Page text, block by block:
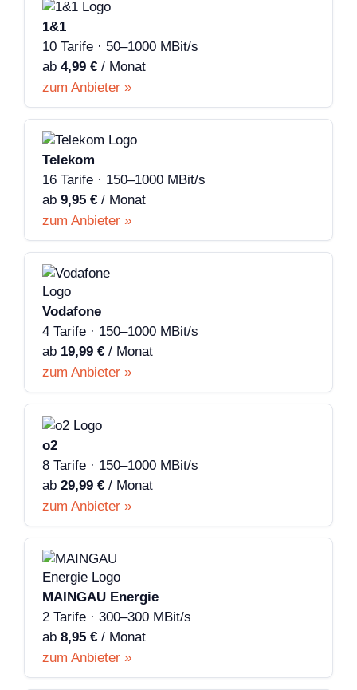
1&1
10 Tarife · 50–1000 MBit/s
ab 4,99 € / Monat
zum Anbieter »
Telekom
16 Tarife · 150–1000 MBit/s
ab 9,95 € / Monat
zum Anbieter »
Vodafone
4 Tarife · 150–1000 MBit/s
ab 19,99 € / Monat
zum Anbieter »
o2
8 Tarife · 150–1000 MBit/s
ab 29,99 € / Monat
zum Anbieter »
MAINGAU Energie
2 Tarife · 300–300 MBit/s
ab 8,95 € / Monat
zum Anbieter »